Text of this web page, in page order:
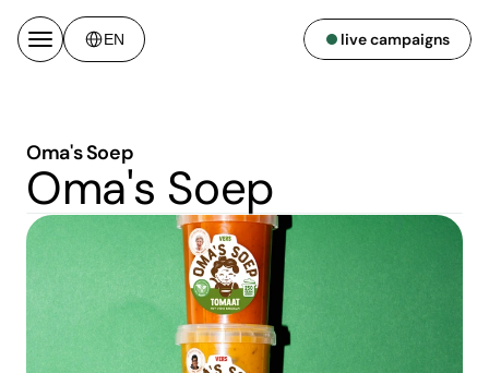
Oma's Soep
Oma's Soep
Select Language
EN live campaigns